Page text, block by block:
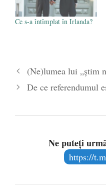
Ce s-a întîmplat în Irlanda?
(Ne)lumea lui „știm
De ce referendumul
Ne puteți
https://